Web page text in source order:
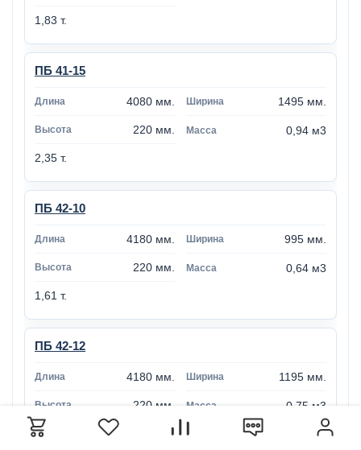
1,83 т.
ПБ 41-15
4080 мм. 1495 мм.
220 мм. 0,94 м3
2,35 т.
ПБ 42-10
4180 мм. 995 мм.
220 мм. 0,64 м3
1,61 т.
ПБ 42-12
4180 мм. 1195 мм.
220 мм. 0,75 м3
1,87 т.